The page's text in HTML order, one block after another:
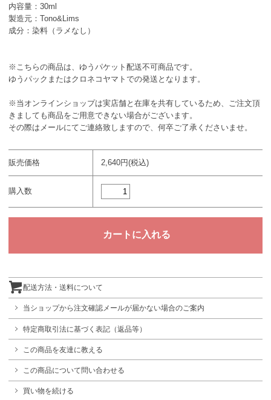
内容量：30ml
製造元：Tono&Lims
成分：染料（ラメなし）
※こちらの商品は、ゆうパケット配送不可商品です。
ゆうパックまたはクロネコヤマトでの発送となります。
※当オンラインショップは実店舗と在庫を共有しているため、ご注文頂
きましても商品をご用意できない場合がございます。
その際はメールにてご連絡致しますので、何卒ご了承くださいませ。
販売価格 2,640円(税込)
購入数
配送方法・送料について
当ショップから注文確認メールが届かない場合のご案内
特定商取引法に基づく表記（返品等）
この商品を友達に教える
この商品について問い合わせる
買い物を続ける